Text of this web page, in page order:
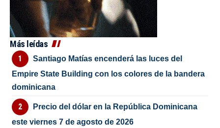
Más leídas
Santiago Matías encenderá las luces del
Empire State Building con los colores de la bandera
dominicana
Precio del dólar en la República Dominicana
este viernes 7 de agosto de 2026